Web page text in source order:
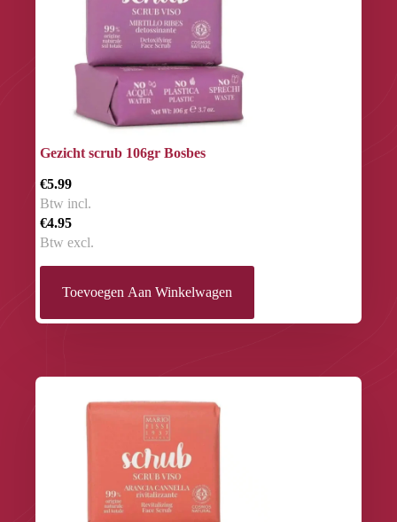
Gezicht scrub 106gr Bosbes
€5.99
Btw incl.
€4.95
Btw excl.
Toevoegen Aan Winkelwagen